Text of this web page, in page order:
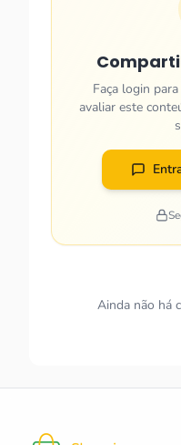
Faça login
avaliar este
Ainda não há